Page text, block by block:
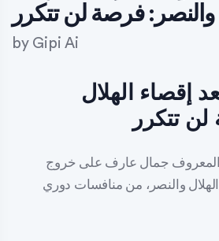
والنصر: فرصة لن تتكرر
by Gipi Ai
إقصاء الهلال
تتكرر
المعروف جمال عارف على خروج
والنصر، من منافسات دوري